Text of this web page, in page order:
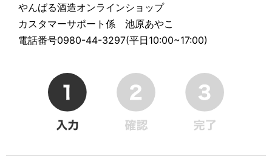
やんばる酒造オンラインショップ
カスタマーサポート係 池原あやこ
電話番号0980-44-3297(平日10:00~17:00)